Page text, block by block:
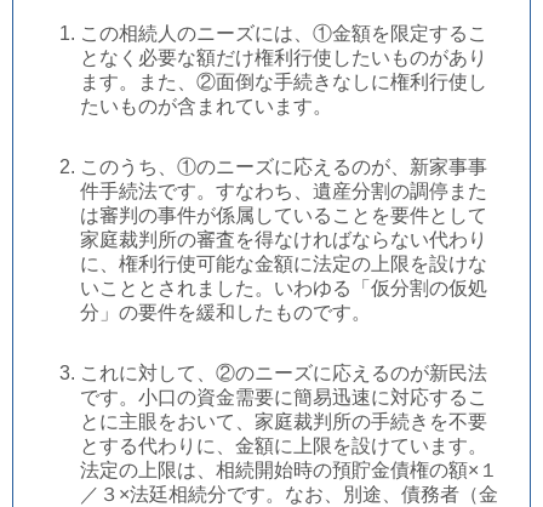
この相続人のニーズには、①金額を限定するこ
となく必要な額だけ権利行使したいものがあり
ます。また、②面倒な手続きなしに権利行使し
たいものが含まれています。
このうち、①のニーズに応えるのが、新家事事
件手続法です。すなわち、遺産分割の調停また
は審判の事件が係属していることを要件として
家庭裁判所の審査を得なければならない代わり
に、権利行使可能な金額に法定の上限を設けな
いこととされました。いわゆる「仮分割の仮処
分」の要件を緩和したものです。
これに対して、②のニーズに応えるのが新民法
です。小口の資金需要に簡易迅速に対応するこ
とに主眼をおいて、家庭裁判所の手続きを不要
とする代わりに、金額に上限を設けています。
法定の上限は、相続開始時の預貯金債権の額×１
／３×法廷相続分です。なお、別途、債務者（金